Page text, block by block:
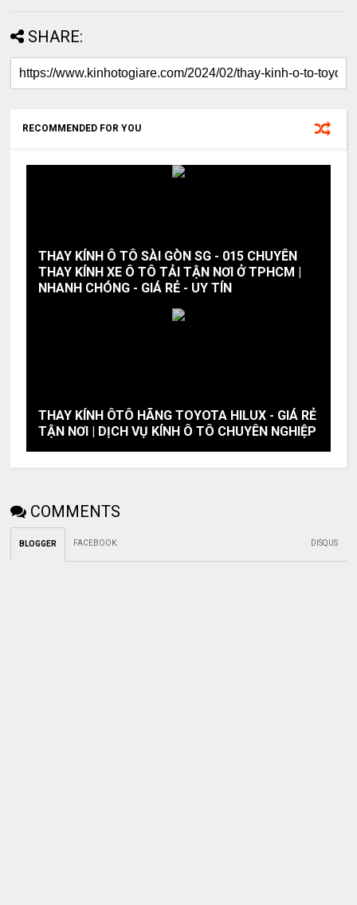
SHARE:
RECOMMENDED FOR YOU
THAY KÍNH Ô TÔ SÀI GÒN SG - 015 CHUYÊN
THAY KÍNH XE Ô TÔ TẢI TẬN NƠI Ở TPHCM |
NHANH CHÓNG - GIÁ RẺ - UY TÍN
THAY KÍNH ÔTÔ HÃNG TOYOTA HILUX - GIÁ RẺ
TẬN NƠI | DỊCH VỤ KÍNH Ô TÔ CHUYÊN NGHIỆP
COMMENTS
BLOGGER FACEBOOK: DISQUS